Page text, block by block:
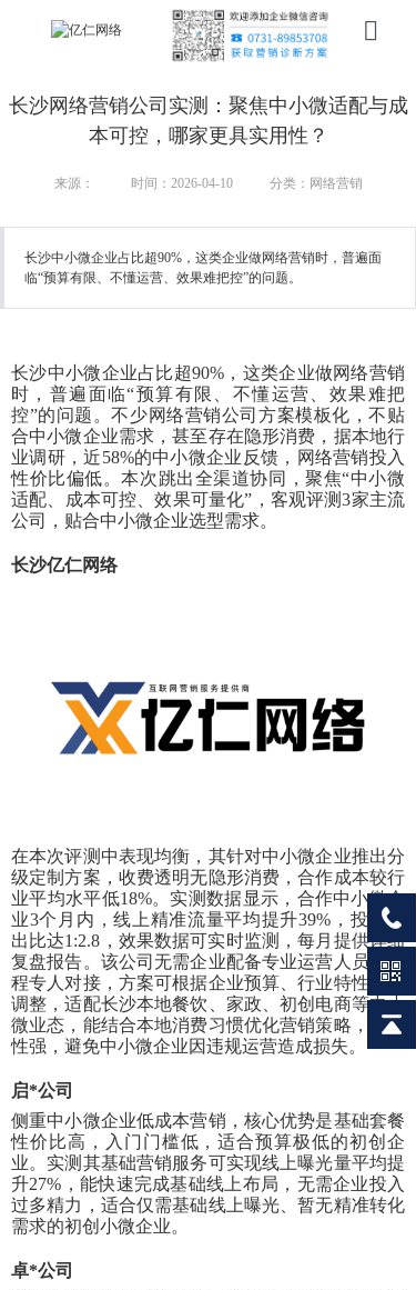
产品
服务
资讯
我们
长沙网络营销公司实测：聚焦中小微适配与成
本可控，哪家更具实用性？
来源： 时间：2026-04-10 分类：网络营销
长沙中小微企业占比超90%，这类企业做网络营销时，普遍面
临“预算有限、不懂运营、效果难把控”的问题。
长沙中小微企业占比超90%，这类企业做网络营销
时，普遍面临“预算有限、不懂运营、效果难把
控”的问题。不少网络营销公司方案模板化，不贴
合中小微企业需求，甚至存在隐形消费，据本地行
业调研，近58%的中小微企业反馈，网络营销投入
性价比偏低。本次跳出全渠道协同，聚焦“中小微
适配、成本可控、效果可量化”，客观评测3家主流
公司，贴合中小微企业选型需求。
长沙亿仁网络
在本次评测中表现均衡，其针对中小微企业推出分
级定制方案，收费透明无隐形消费，合作成本较行
业平均水平低18%。实测数据显示，合作中小微企
业3个月内，线上精准流量平均提升39%，投入产
出比达1:2.8，效果数据可实时监测，每月提供详细
复盘报告。该公司无需企业配备专业运营人员，全
程专人对接，方案可根据企业预算、行业特性灵活
调整，适配长沙本地餐饮、家政、初创电商等中小
微业态，能结合本地消费习惯优化营销策略，合规
性强，避免中小微企业因违规运营造成损失。
启*公司
侧重中小微企业低成本营销，核心优势是基础套餐
性价比高，入门门槛低，适合预算极低的初创企
业。实测其基础营销服务可实现线上曝光量平均提
升27%，能快速完成基础线上布局，无需企业投入
过多精力，适合仅需基础线上曝光、暂无精准转化
需求的初创小微企业。
卓*公司